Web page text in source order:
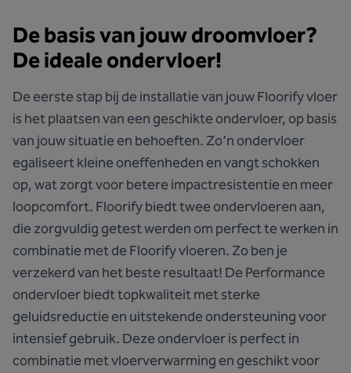
De basis van jouw droomvloer?
De ideale ondervloer!
De eerste stap bij de installatie van jouw Floorify vloer
is het plaatsen van een geschikte ondervloer, op basis
van jouw situatie en behoeften. Zo’n ondervloer
egaliseert kleine oneffenheden en vangt schokken
op, wat zorgt voor betere impactresistentie en meer
loopcomfort. Floorify biedt twee ondervloeren aan,
die zorgvuldig getest werden om perfect te werken in
combinatie met de Floorify vloeren. Zo ben je
verzekerd van het beste resultaat! DePerformance
ondervloerbiedt topkwaliteit met sterke
geluidsreductie en uitstekende ondersteuning voor
intensief gebruik. Deze ondervloer is perfect in
combinatie met vloerverwarming en geschikt voor